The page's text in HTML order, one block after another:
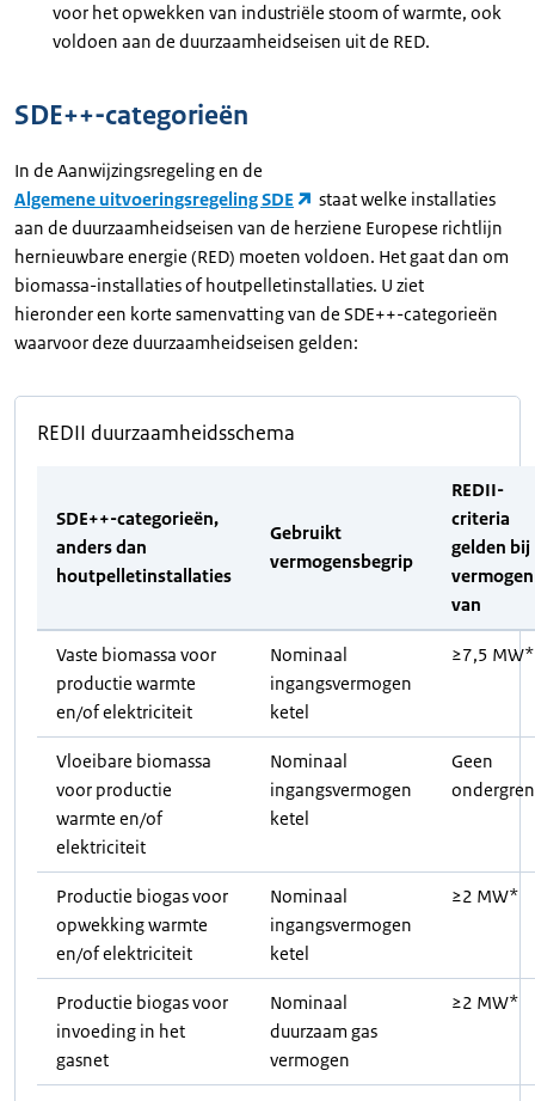
voor het opwekken van industriële stoom of warmte, ook
voldoen aan de duurzaamheidseisen uit de RED.
SDE++-categorieën
In de Aanwijzingsregeling en de
Algemene uitvoeringsregeling SDE
staat welke installaties
aan de duurzaamheidseisen van de herziene Europese richtlijn
hernieuwbare energie (RED) moeten voldoen. Het gaat dan om
biomassa-installaties of houtpelletinstallaties. U ziet
hieronder een korte samenvatting van de SDE++-categorieën
waarvoor deze duurzaamheidseisen gelden:
REDII duurzaamheidsschema
SDE++-categorieën,
anders dan
houtpelletinstallaties
Gebruikt
vermogensbegrip
REDII-
criteria
gelden bij
vermogen
van
Vaste biomassa voor
productie warmte
en/of elektriciteit
Nominaal
ingangsvermogen
ketel
≥7,5 MW*
Vloeibare biomassa
voor productie
warmte en/of
elektriciteit
Nominaal
ingangsvermogen
ketel
Geen
Productie biogas voor
opwekking warmte
en/of elektriciteit
Nominaal
ingangsvermogen
ketel
≥2 MW*
Productie biogas voor
invoeding in het
gasnet
Nominaal
duurzaam gas
vermogen
≥2 MW*